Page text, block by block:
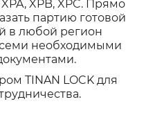
XPA, XPB, XPC. Прямо
партию готовой
в любой регион
необходимыми
TINAN LOCK для